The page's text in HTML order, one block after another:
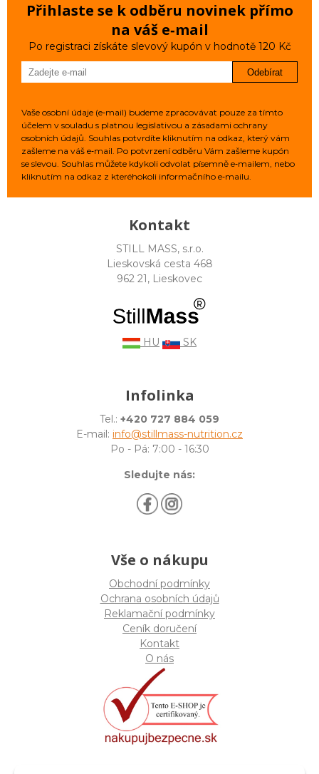
Přihlaste se k odběru novinek přímo
na váš e‑mail
Po registraci získáte slevový kupón v hodnotě 120 Kč
Odebírat
Vaše osobní údaje (e‑mail) budeme zpracovávat pouze za tímto
účelem v souladu s platnou legislativou a zásadami ochrany
osobních údajů. Souhlas potvrdíte kliknutím na odkaz, který vám
zašleme na váš e‑mail. Po potvrzení odběru Vám zašleme kupón
se slevou. Souhlas můžete kdykoli odvolat písemně e‑mailem, nebo
kliknutím na odkaz z kteréhokoli informačního e‑mailu.
Kontakt
STILL MASS, s.r.o.
Lieskovská cesta 468
962 21, Lieskovec
HU SK
Infolinka
Tel.: +420 727 884 059
E-mail: info@stillmass-nutrition.cz
Po - Pá: 7:00 - 16:30
Sledujte nás:
Vše o nákupu
Obchodní podmínky
Ochrana osobních údajů
Reklamační podmínky
Ceník doručení
Kontakt
O nás